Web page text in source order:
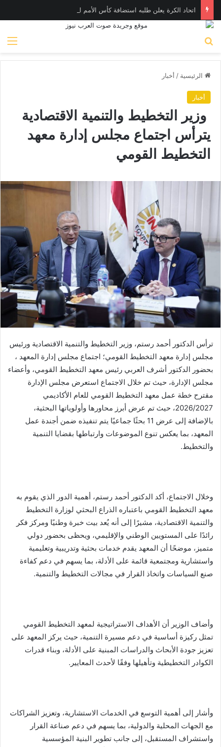
اتحاد الكرة يعلن طلبه استضافة كأس الأمم الإفريقية تحت ٢٣ عاما
الرئيسية / أخبار
أخبار
وزير التخطيط والتنمية الاقتصادية
يترأس اجتماع مجلس إدارة معهد
التخطيط القومي
ترأس الدكتور أحمد رستم، وزير التخطيط والتنمية الاقتصادية ورئيس
مجلس إدارة معهد التخطيط القومي؛ اجتماع مجلس إدارة المعهد ،
بحضور الدكتور أشرف العربي رئيس معهد التخطيط القومي، وأعضاء
مجلس الإدارة، حيث تم خلال الاجتماع استعرض مجلس الإدارة
مقترح خطة عمل معهد التخطيط القومي للعام الأكاديمي
2026/2027، حيث تم عرض أبرز محاورها وأولوياتها البحثية،
بالإضافة إلى عرض 11 بحثًا جماعيًا يتم تنفيذه ضمن أجندة عمل
المعهد، بما يعكس تنوع الموضوعات وارتباطها بقضايا التنمية
والتخطيط.
وخلال الاجتماع، أكد الدكتور أحمد رستم، أهمية الدور الذي يقوم به
معهد التخطيط القومي باعتباره الذراع البحثي لوزارة التخطيط
والتنمية الاقتصادية، مشيرًا إلى أنه يُعد بيت خبرة وطنيًا ومركز فكر
رائدًا على المستويين الوطني والإقليمي، ويحظى بحضور دولي
متميز، موضحًا أن المعهد يقدم خدمات بحثية وتدريبية وتعليمية
واستشارية ومجتمعية قائمة على الأدلة، بما يسهم في دعم كفاءة
صنع السياسات واتخاذ القرار في مجالات التخطيط والتنمية.
وأضاف الوزير أن الأهداف الاستراتيجية لمعهد التخطيط القومي
تمثل ركيزة أساسية في دعم مسيرة التنمية، حيث يركز المعهد على
تعزيز جودة الأبحاث والدراسات المبنية على الأدلة، وبناء قدرات
الكوادر التخطيطية وتأهيلها وفقًا لأحدث المعايير.
وأشار إلى أهمية التوسع في الخدمات الاستشارية، وتعزيز الشراكات
مع الجهات المحلية والدولية، بما يسهم في دعم صناعة القرار
واستشراف المستقبل، إلى جانب تطوير البنية المؤسسية